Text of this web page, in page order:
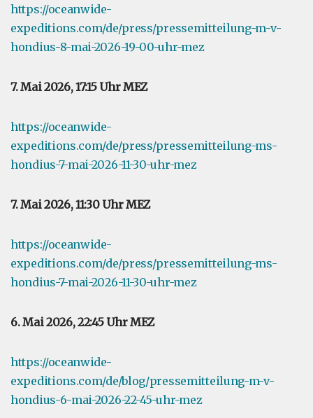
https://oceanwide-
expeditions.com/de/press/pressemitteilung-m-v-
hondius-8-mai-2026-19-00-uhr-mez
7. Mai 2026, 17:15 Uhr MEZ
https://oceanwide-
expeditions.com/de/press/pressemitteilung-ms-
hondius-7-mai-2026-11-30-uhr-mez
7. Mai 2026, 11:30 Uhr MEZ
https://oceanwide-
expeditions.com/de/press/pressemitteilung-ms-
hondius-7-mai-2026-11-30-uhr-mez
6. Mai 2026, 22:45 Uhr MEZ
https://oceanwide-
expeditions.com/de/blog/pressemitteilung-m-v-
hondius-6-mai-2026-22-45-uhr-mez